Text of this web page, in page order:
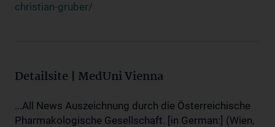
christian-gruber/
Detailsite | MedUni Vienna
...All News Auszeichnung durch die Österreichische
Pharmakologische Gesellschaft. [in German:] (Wien,